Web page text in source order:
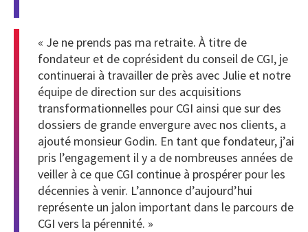
« Je ne prends pas ma retraite. À titre de
fondateur et de coprésident du conseil de CGI, je
continuerai à travailler de près avec Julie et notre
équipe de direction sur des acquisitions
transformationnelles pour CGI ainsi que sur des
dossiers de grande envergure avec nos clients, a
ajouté monsieur Godin. En tant que fondateur, j’ai
pris l’engagement il y a de nombreuses années de
veiller à ce que CGI continue à prospérer pour les
décennies à venir. L’annonce d’aujourd’hui
représente un jalon important dans le parcours de
CGI vers la pérennité. »